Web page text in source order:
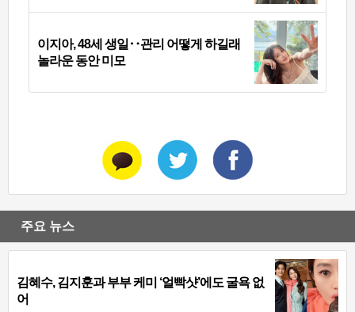
이지아, 48세 생일‥관리 어떻게 하길래
놀라운 동안 미모
주요 뉴스
김혜수, 김지훈과 부부 케미 ‘얼빡샷’에도 굴욕 없
어